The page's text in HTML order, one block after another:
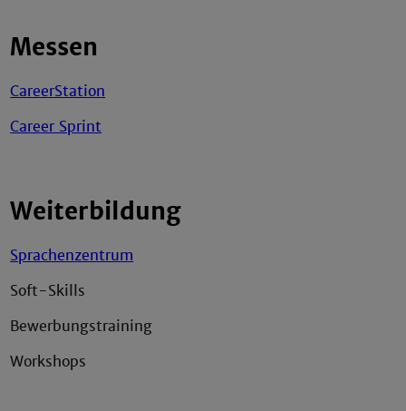
Messen
CareerStation
Career Sprint
Weiterbildung
Sprachenzentrum
Soft-Skills
Bewerbungstraining
Workshops